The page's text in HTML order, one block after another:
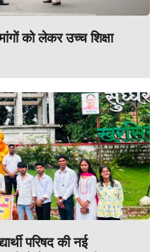
को लेकर उच्च शिक्षा
परिषद की नई